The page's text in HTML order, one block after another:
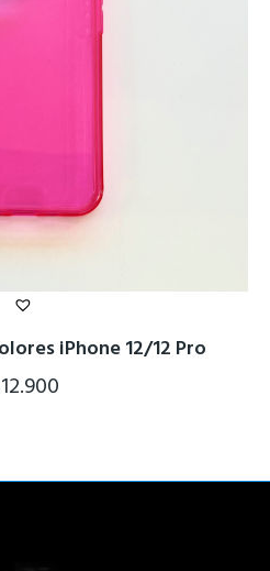
iPhone 12/12 Pro
12.900